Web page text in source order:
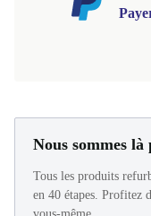
Nous sommes
Tous les produits
en 40 étapes. Profitez